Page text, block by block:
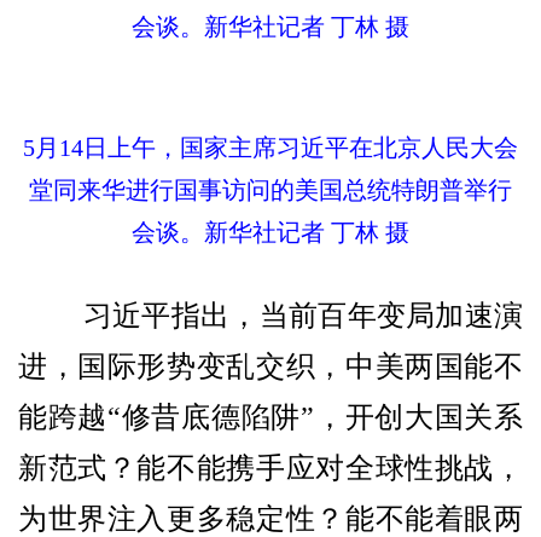
会谈。新华社记者 丁林 摄
5月14日上午，国家主席习近平在北京人民大会
堂同来华进行国事访问的美国总统特朗普举行
会谈。新华社记者 丁林 摄
习近平指出，当前百年变局加速演
进，国际形势变乱交织，中美两国能不
能跨越“修昔底德陷阱”，开创大国关系
新范式？能不能携手应对全球性挑战，
为世界注入更多稳定性？能不能着眼两